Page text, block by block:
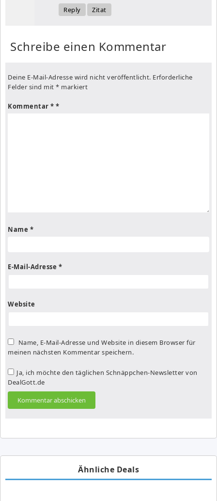
Reply Zitat
Schreibe einen Kommentar
Deine E-Mail-Adresse wird nicht veröffentlicht. Erforderliche
Felder sind mit * markiert
Kommentar *
Name *
E-Mail-Adresse *
Website
Name, E-Mail-Adresse und Website in diesem Browser für
meinen nächsten Kommentar speichern.
Ja, ich möchte den täglichen Schnäppchen-Newsletter von
DealGott.de
Ähnliche Deals